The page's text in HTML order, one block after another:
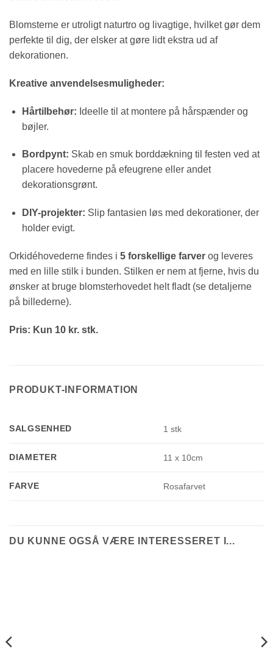
Blomsterne er utroligt naturtro og livagtige, hvilket gør dem
perfekte til dig, der elsker at gøre lidt ekstra ud af
dekorationen.
Kreative anvendelsesmuligheder:
Hårtilbehør: Ideelle til at montere på hårspænder og
bøjler.
Bordpynt: Skab en smuk borddækning til festen ved at
placere hovederne på efeugrene eller andet
dekorationsgrønt.
DIY-projekter: Slip fantasien løs med dekorationer, der
holder evigt.
Orkidéhovederne findes i 5 forskellige farver og leveres
med en lille stilk i bunden. Stilken er nem at fjerne, hvis du
ønsker at bruge blomsterhovedet helt fladt (se detaljerne
på billederne).
Pris: Kun 10 kr. stk.
PRODUKT-INFORMATION
SALGSENHED 1 stk
DIAMETER 11 x 10cm
FARVE Rosafarvet
DU KUNNE OGSÅ VÆRE INTERESSERET I...